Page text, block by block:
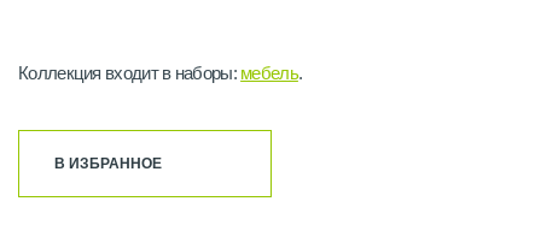
Коллекция входит в наборы: мебель.
В ИЗБРАННОЕ